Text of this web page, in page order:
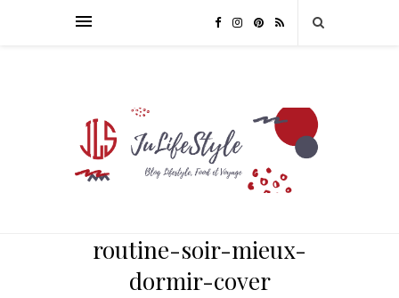
routine-soir-mieux-
dormir-cover